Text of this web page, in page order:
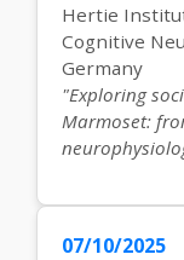
Hertie
Cognitive
Germany
"Exploring
Marmoset:
07/10/2025